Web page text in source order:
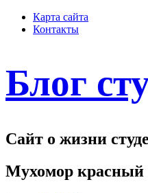
Карта сайта
Контакты
Блог
Сайт о жизни
Мухомор красный